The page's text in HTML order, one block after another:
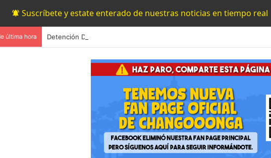
Suscríbete y estate enterado de nuestras noticias en tiempo real
última hora